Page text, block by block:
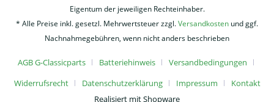
Eigentum der jeweiligen Rechteinhaber.
* Alle Preise inkl. gesetzl. Mehrwertsteuer zzgl.Versandkosten und ggf.
Nachnahmegebühren, wenn nicht anders beschrieben
AGB G-Classicparts Batteriehinweis
Versandbedingungen
Widerrufsrecht
Datenschutzerklärung Impressum
Kontakt
Realisiert mit Shopware